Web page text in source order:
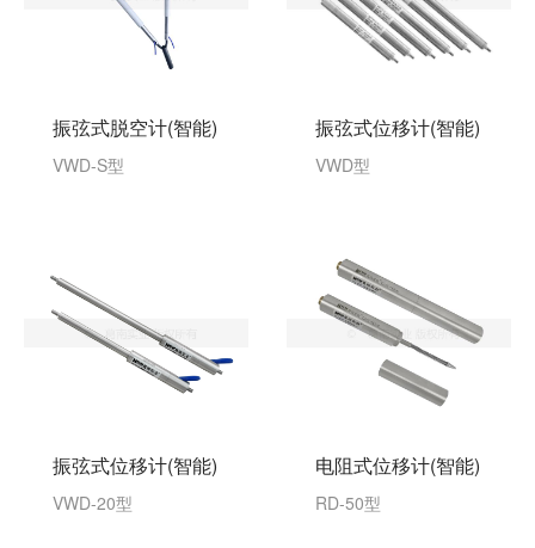
振弦式脱空计(智能)
VWD-S型
振弦式位移计(智能)
VWD型
振弦式位移计(智能)
VWD-20型
电阻式位移计(智能)
RD-50型